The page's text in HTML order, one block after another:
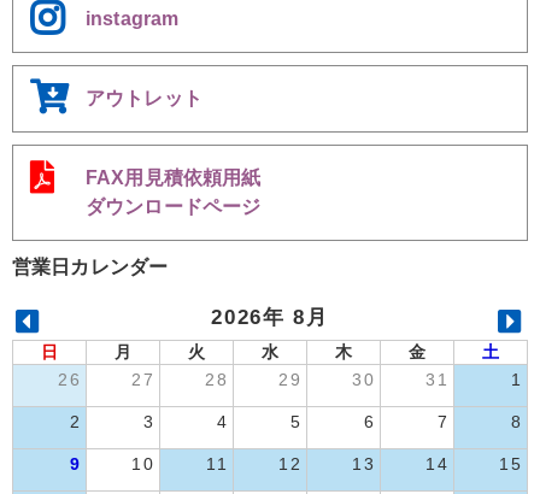
instagram
アウトレット
FAX用見積依頼用紙
ダウンロードページ
営業日カレンダー
2026年 8月
日 月 火 水 木 金
土
26
27 28 29 30 31 1
2 3 4 5 6 7 8
9 10 11 12 13 14 15